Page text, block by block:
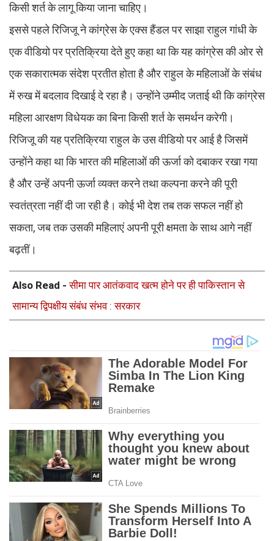
किसी शर्त के लागू किया जाना चाहिए।
इससे पहले रिजिजू ने कांग्रेस के एक्स हैंडल पर साझा राहुल गांधी के
एक वीडियो पर प्रतिक्रिया देते हुए कहा था कि यह कांग्रेस की ओर से
एक सकारात्मक संदेश प्रतीत होता है और राहुल के महिलाओं के संबंध
में रुख में बदलाव दिखाई दे रहा है। उन्होंने उम्मीद जताई थी कि कांग्रेस
महिला आरक्षण विधेयक का बिना किसी शर्त के समर्थन करेगी।
रिजिजू की यह प्रतिक्रिया राहुल के उस वीडियो पर आई है जिसमें
उन्होंने कहा था कि भारत की महिलाओं की ऊर्जा को दबाकर रखा गया
है और उन्हें अपनी ऊर्जा व्यक्त करने तथा कल्पना करने की पूरी
स्वतंत्रता नहीं दी जा रही है। कोई भी देश तब तक सफल नहीं हो
सकता, जब तक उसकी महिलाएं अपनी पूरी क्षमता के साथ आगे नहीं
बढ़तीं।
Also Read -सीमा पार आतंकवाद खत्म होने पर ही पाकिस्तान से
सामान्य द्विपक्षीय संबंध संभव : सरकार